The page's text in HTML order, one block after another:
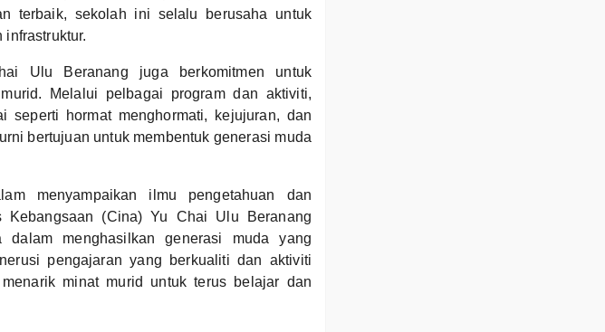
terbaik, sekolah ini selalu berusaha untuk
Ulu Beranang juga berkomitmen untuk
Melalui pelbagai program dan aktiviti,
seperti hormat menghormati, kejujuran, dan
bertujuan untuk membentuk generasi muda
menyampaikan ilmu pengetahuan dan
Kebangsaan (Cina) Yu Chai Ulu Beranang
menghasilkan generasi muda yang
pengajaran yang berkualiti dan aktiviti
minat murid untuk terus belajar dan